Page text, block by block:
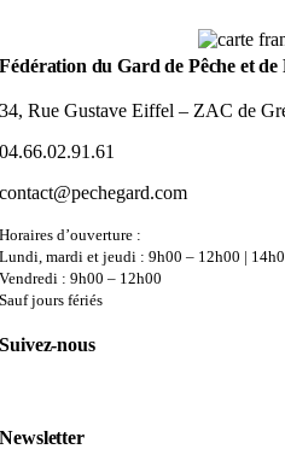
Fédération du Gard de Pêche et
34, Rue Gustave Eiffel – ZAC de
04.66.02.91.61
contact@pechegard.com
Horaires d’ouverture :
Lundi, mardi et jeudi : 9h00 – 12h00 |
Vendredi : 9h00 – 12h00
Sauf jours fériés
Suivez-nous
Newsletter